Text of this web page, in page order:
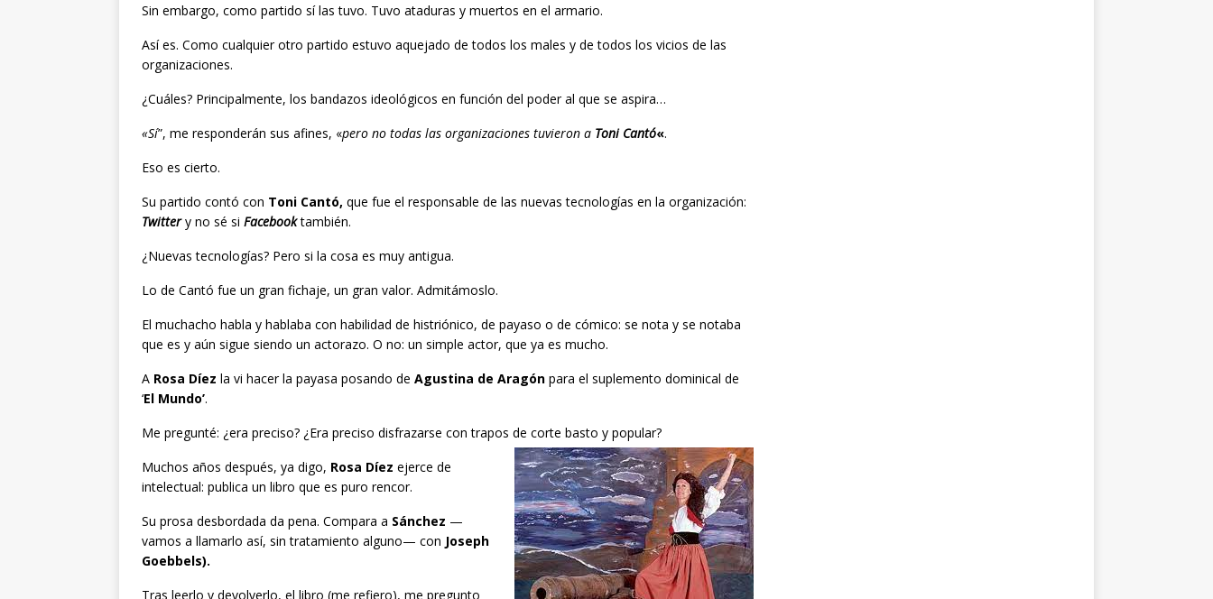
Sin embargo, como partido sí las tuvo. Tuvo ataduras y muertos en el armario.
Así es. Como cualquier otro partido estuvo aquejado de todos los males y de todos los vicios de las
organizaciones.
¿Cuáles? Principalmente, los bandazos ideológicos en función del poder al que se aspira…
«Sí”, me responderán sus afines, «pero no todas las organizaciones tuvieron a Toni Cantó«.
Eso es cierto.
Su partido contó con Toni Cantó, que fue el responsable de las nuevas tecnologías en la organización:
Twittery no sé si Facebooktambién.
¿Nuevas tecnologías? Pero si la cosa es muy antigua.
Lo de Cantó fue un gran fichaje, un gran valor. Admitámoslo.
El muchacho habla y hablaba con habilidad de histriónico, de payaso o de cómico: se nota y se notaba
que es y aún sigue siendo un actorazo. O no: un simple actor, que ya es mucho.
A Rosa Díez la vi hacer la payasa posando de Agustina de Aragón para el suplemento dominical de
‘El Mundo’.
Me pregunté: ¿era preciso? ¿Era preciso disfrazarse con trapos de corte basto y popular?
Muchos años después, ya digo, Rosa Díez ejerce de
intelectual: publica un libro que es puro rencor.
Su prosa desbordada da pena. Compara a Sánchez —
vamos a llamarlo así, sin tratamiento alguno— con Joseph
Goebbels).
Tras leerlo y devolverlo, el libro (me refiero), me pregunto